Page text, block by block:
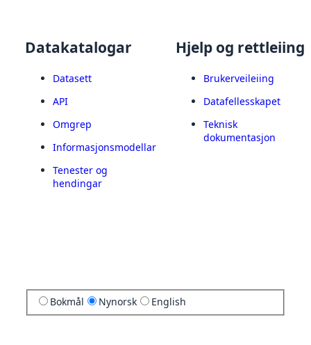
Datakatalogar
Datasett
API
Omgrep
Informasjonsmodellar
Tenester og
hendingar
Hjelp og rettleiing
Brukerveileiing
Datafellesskapet
Teknisk
dokumentasjon
Bokmål Nynorsk English